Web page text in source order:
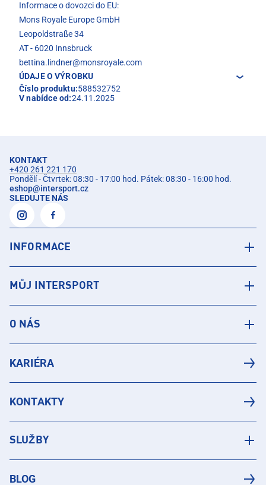
Informace o dovozci do EU:
Mons Royale Europe GmbH
Leopoldstraße 34
AT - 6020 Innsbruck
bettina.lindner@monsroyale.com
ÚDAJE O VÝROBKU
Číslo produktu:588532752
V nabídce od:24.11.2025
KONTAKT
+420 261 221 170
Pondělí - Čtvrtek: 08:30 - 17:00 hod. Pátek: 08:30 - 16:00 hod.
eshop@intersport.cz
SLEDUJTE NÁS
INFORMACE
MŮJ INTERSPORT
O NÁS
KARIÉRA
KONTAKTY
SLUŽBY
BLOG